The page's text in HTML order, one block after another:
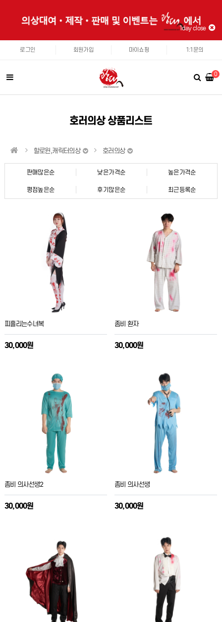
1day close
로그인 회원가입 마이쇼핑 1:1문의
0
호러의상 상품리스트
할로윈,캐릭터의상 호러의상
판매많은순 낮은가격순 높은가격순
평점높은순 후기많은순 최근등록순
피흘리는수녀복
30,000원
좀비 환자
30,000원
좀비 의사선생2
30,000원
좀비 의사선생
30,000원